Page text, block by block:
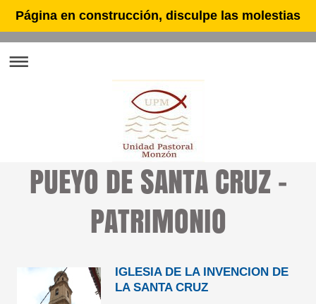
Página en construcción, disculpe las molestias
PUEYO DE SANTA CRUZ -
PATRIMONIO
IGLESIA DE LA INVENCION DE
LA SANTA CRUZ